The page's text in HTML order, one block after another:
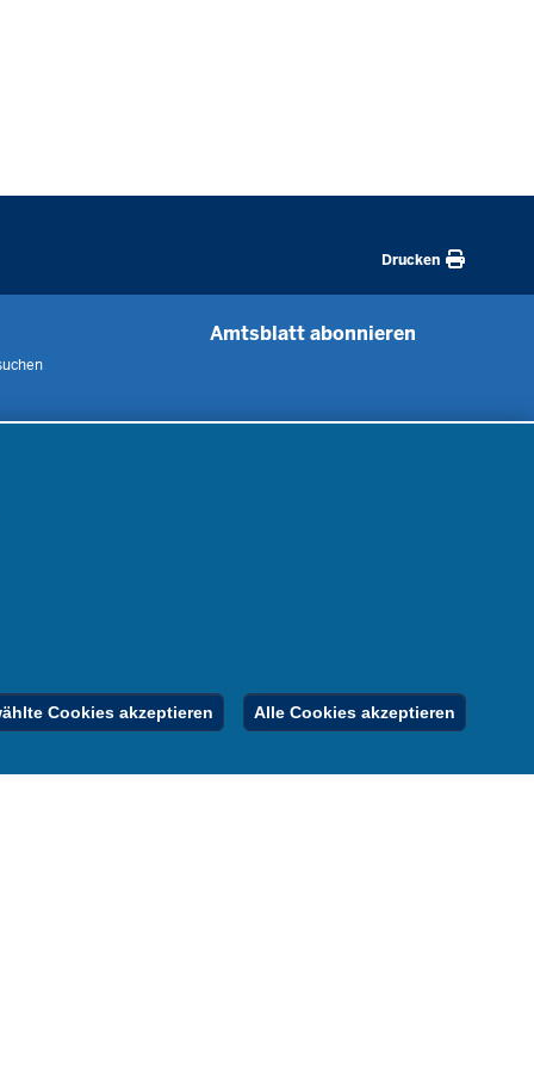
Cookies akzeptieren Alle Cookies akzeptieren
Drucken
uns
Amtsblatt abonnieren
Inhalt Impressum Datenschutz